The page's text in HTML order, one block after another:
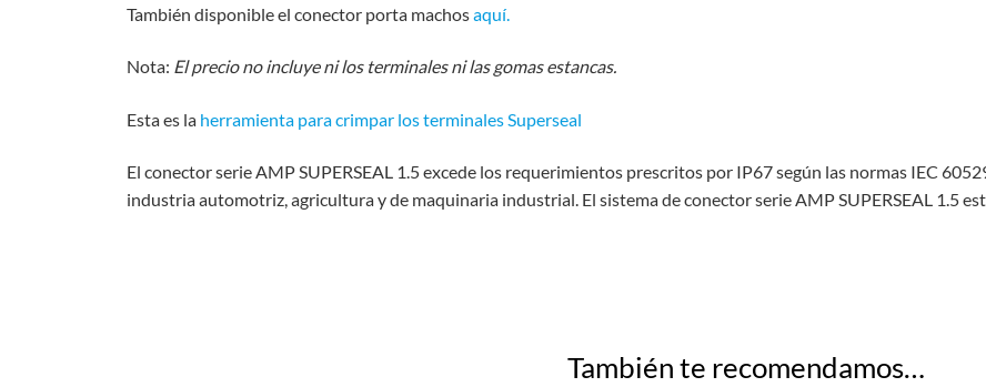
También disponible el conector porta machosaquí.
Nota: El precio no incluye ni los terminales ni las gomas estancas.
Esta es la herramienta para crimpar los terminales Superseal
El conector serie AMP SUPERSEAL 1.5 excede los requerimientos prescritos por IP67 según las normas IEC
industria automotriz, agricultura y de maquinaria industrial. El sistema de conector serie AMP SUPERSEAL 1.5
También te recomendamos…